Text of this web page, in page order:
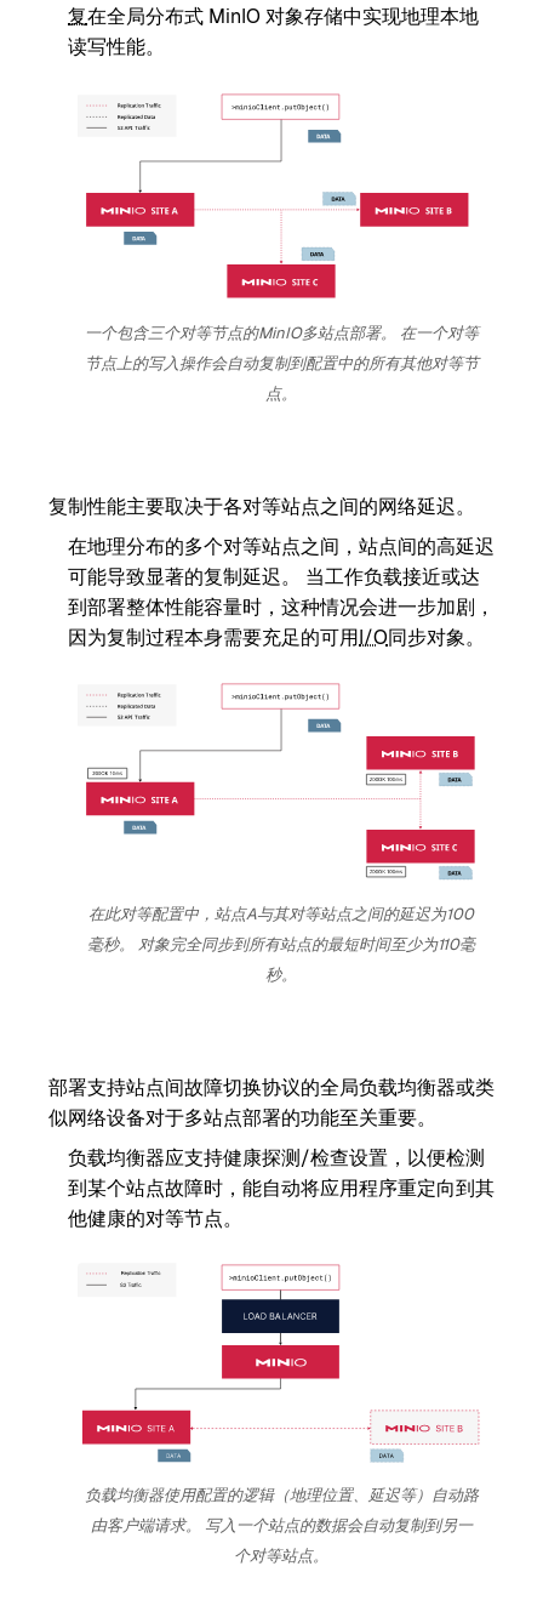
复在全局分布式 MinIO 对象存储中实现地理本地
读写性能。
一个包含三个对等节点的MinIO多站点部署。 在一个对等
节点上的写入操作会自动复制到配置中的所有其他对等节
点。
复制性能主要取决于各对等站点之间的网络延迟。
在地理分布的多个对等站点之间，站点间的高延迟
可能导致显著的复制延迟。 当工作负载接近或达
到部署整体性能容量时，这种情况会进一步加剧，
因为复制过程本身需要充足的可用I/O同步对象。
在此对等配置中，站点A与其对等站点之间的延迟为100
毫秒。 对象完全同步到所有站点的最短时间至少为110毫
秒。
部署支持站点间故障切换协议的全局负载均衡器或类
似网络设备对于多站点部署的功能至关重要。
负载均衡器应支持健康探测/检查设置，以便检测
到某个站点故障时，能自动将应用程序重定向到其
他健康的对等节点。
负载均衡器使用配置的逻辑（地理位置、延迟等）自动路
由客户端请求。 写入一个站点的数据会自动复制到另一
个对等站点。